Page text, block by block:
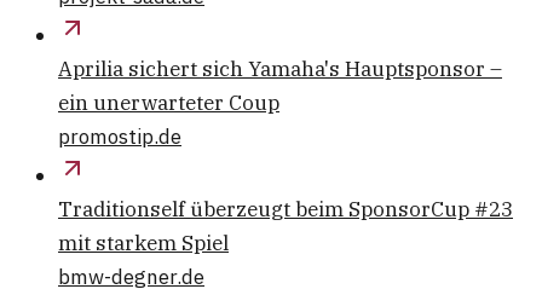
Aprilia sichert sich Yamaha's Hauptsponsor –
ein unerwarteter Coup
promostip.de
Traditionself überzeugt beim SponsorCup #23
mit starkem Spiel
bmw-degner.de